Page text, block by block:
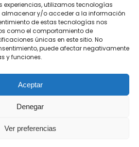
experiencias, utilizamos tecnologías
y/o acceder a la información
de estas tecnologías nos
como el comportamiento de
únicas en este sitio. No
puede afectar negativamente
y funciones.
Aceptar
Denegar
Ver preferencias
que si vas a comprar en Amazon,
enlaces.
una pequeña comisión para seguir
web tan original y divertido para ti.